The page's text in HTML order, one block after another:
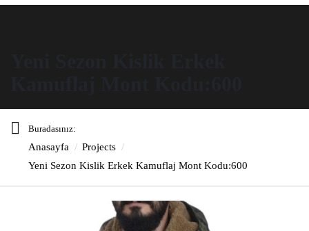
Buradasınız:
Anasayfa
Projects
Yeni Sezon Kislik Erkek Kamuflaj Mont Kodu:600